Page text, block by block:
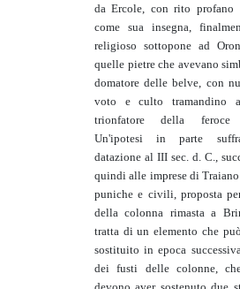
da Ercole, con rito profano
come sua insegna,
religioso sottopone ad
quelle pietre che avevano
domatore delle belve, con
voto e culto tramandino
trionfatore della feroce
Un'ipotesi in parte
datazione al III sec. d. C.,
quindi alle imprese di
puniche e civili, proposta
della colonna rimasta a
tratta di un elemento che
sostituito in epoca
dei fusti delle colonne,